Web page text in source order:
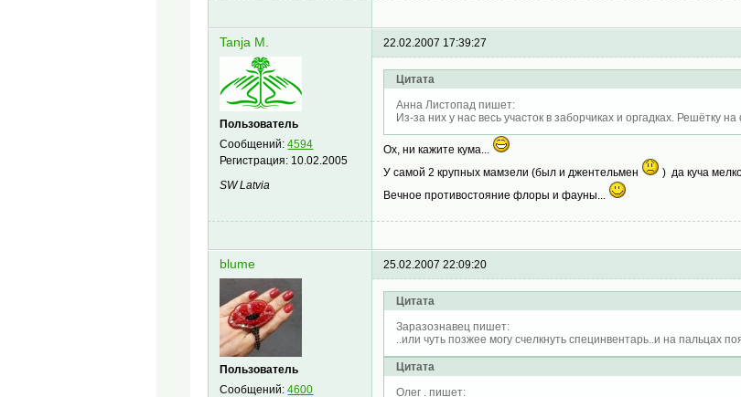
Tanja M.
Пользователь
Сообщений:4594
Регистрация: 10.02.2005
SW Latvia
22.02.2007 17:39:27
Цитата
Анна Листопад пишет:
Из-за них у нас весь участок в заборчиках и оргадках. Решётку
Ох, ни кажите кума...
У самой 2 крупных мамзели (был и джентельмен
) да куча
Вечное противостояние флоры и фауны...
blume
Пользователь
Сообщений:4600
25.02.2007 22:09:20
Цитата
Заразознавец пишет:
..или чуть позжее могу счелкнуть специнвентарь..и на пальцах
Цитата
Олег . пишет: